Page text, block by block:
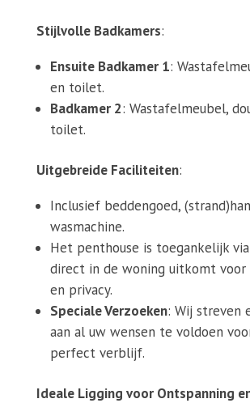
Stijlvolle Badkamers:
Ensuite Badkamer 1:
en toilet.
Badkamer 2: Wastafelmeubel,
toilet.
Uitgebreide Faciliteiten:
Inclusief beddengoed,
wasmachine.
Het penthouse is toegankelijk
direct in de woning uitkomt voor
en privacy.
Speciale Verzoeken: Wij streven
aan al uw wensen te voldoen
perfect verblijf.
Ideale Ligging voor Ontspanning